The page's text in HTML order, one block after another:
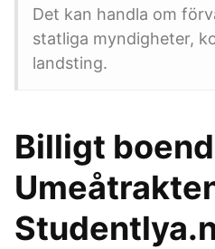
Det kan handla om
statliga myndigheter,
landsting.
Billigt